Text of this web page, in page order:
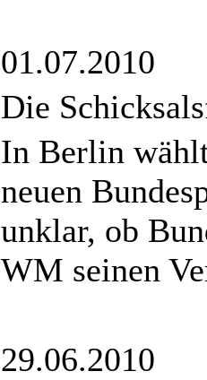
01.07.2010
Die
In Berlin
neuen
unklar, ob
WM seinen
29.06.2010